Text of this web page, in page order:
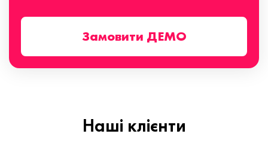
Замовити ДЕМО
Наші клієнти